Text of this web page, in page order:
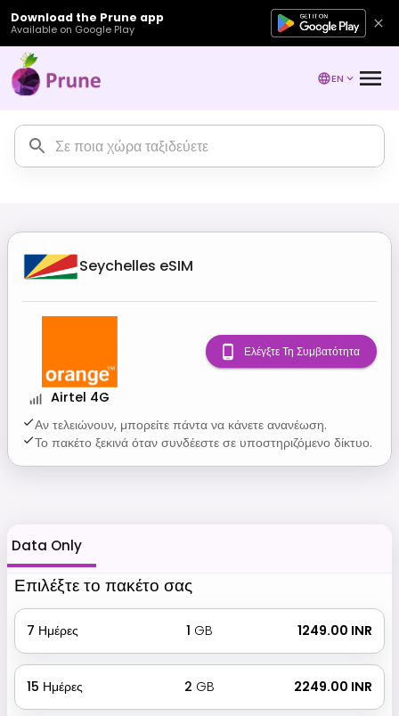
Download the Prune app
Available on Google Play
EN
Seychelles eSIM
Airtel 4G
Αν τελειώνουν, μπορείτε πάντα να κάνετε ανανέωση.
Το πακέτο ξεκινά όταν συνδέεστε σε υποστηριζόμενο δίκτυο.
Ελέγξτε Τη Συμβατότητα
Data Only
Επιλέξτε το πακέτο σας
7 Ημέρες 1 GB ₹ 1249.00 INR
15 Ημέρες 2 GB ₹ 2249.00 INR